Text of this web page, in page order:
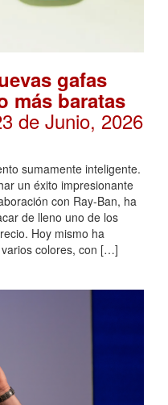
gafas
más baratas
de Junio, 2026
sumamente inteligente.
un éxito impresionante
con Ray-Ban, ha
de lleno uno de los
Hoy mismo ha
colores, con […]